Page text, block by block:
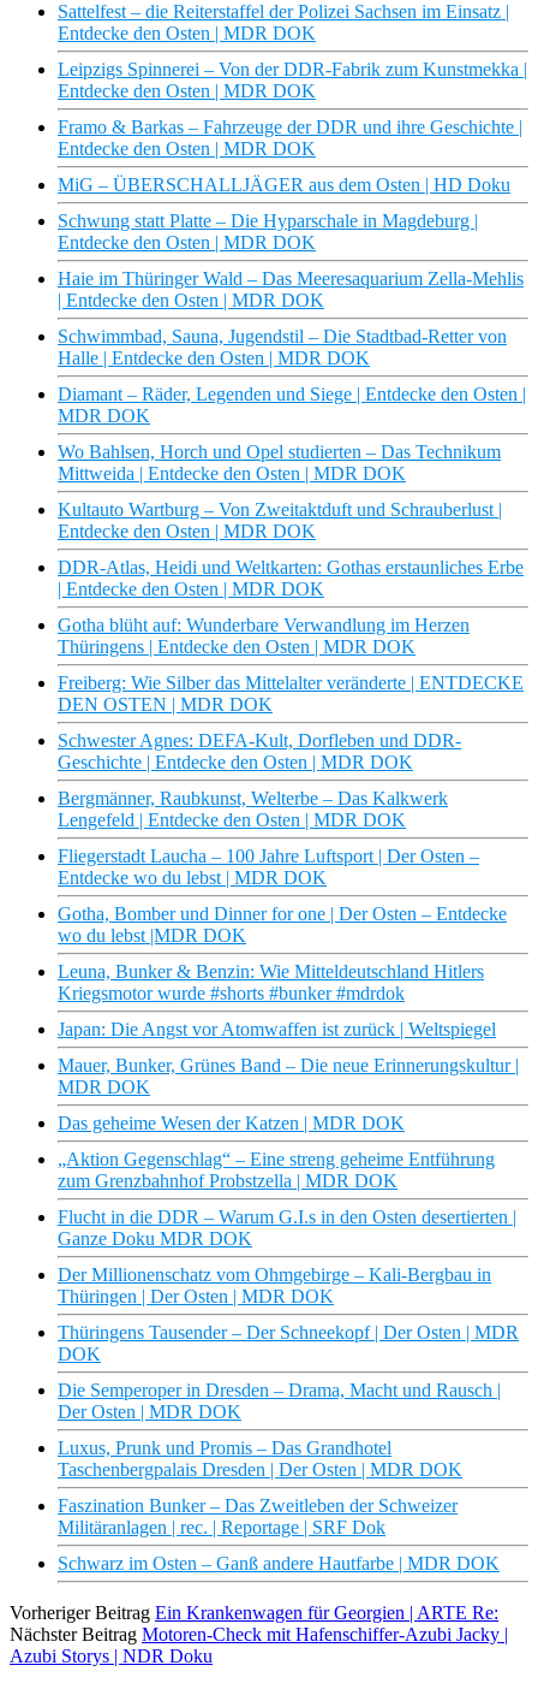
Sattelfest – die Reiterstaffel der Polizei Sachsen im Einsatz |
Entdecke den Osten | MDR DOK
Leipzigs Spinnerei – Von der DDR-Fabrik zum Kunstmekka |
Entdecke den Osten | MDR DOK
Framo & Barkas – Fahrzeuge der DDR und ihre Geschichte |
Entdecke den Osten | MDR DOK
MiG – ÜBERSCHALLJÄGER aus dem Osten | HD Doku
Schwung statt Platte – Die Hyparschale in Magdeburg |
Entdecke den Osten | MDR DOK
Haie im Thüringer Wald – Das Meeresaquarium Zella-Mehlis
| Entdecke den Osten | MDR DOK
Schwimmbad, Sauna, Jugendstil – Die Stadtbad-Retter von
Halle | Entdecke den Osten | MDR DOK
Diamant – Räder, Legenden und Siege | Entdecke den Osten |
MDR DOK
Wo Bahlsen, Horch und Opel studierten – Das Technikum
Mittweida | Entdecke den Osten | MDR DOK
Kultauto Wartburg – Von Zweitaktduft und Schrauberlust |
Entdecke den Osten | MDR DOK
DDR-Atlas, Heidi und Weltkarten: Gothas erstaunliches Erbe
| Entdecke den Osten | MDR DOK
Gotha blüht auf: Wunderbare Verwandlung im Herzen
Thüringens | Entdecke den Osten | MDR DOK
Freiberg: Wie Silber das Mittelalter veränderte | ENTDECKE
DEN OSTEN | MDR DOK
Schwester Agnes: DEFA-Kult, Dorfleben und DDR-
Geschichte | Entdecke den Osten | MDR DOK
Bergmänner, Raubkunst, Welterbe – Das Kalkwerk
Lengefeld | Entdecke den Osten | MDR DOK
Fliegerstadt Laucha – 100 Jahre Luftsport | Der Osten –
Entdecke wo du lebst | MDR DOK
Gotha, Bomber und Dinner for one | Der Osten – Entdecke
wo du lebst |MDR DOK
Leuna, Bunker & Benzin: Wie Mitteldeutschland Hitlers
Kriegsmotor wurde #shorts #bunker #mdrdok
Japan: Die Angst vor Atomwaffen ist zurück | Weltspiegel
Mauer, Bunker, Grünes Band – Die neue Erinnerungskultur |
MDR DOK
Das geheime Wesen der Katzen | MDR DOK
„Aktion Gegenschlag“ – Eine streng geheime Entführung
zum Grenzbahnhof Probstzella | MDR DOK
Flucht in die DDR – Warum G.I.s in den Osten desertierten |
Ganze Doku MDR DOK
Der Millionenschatz vom Ohmgebirge – Kali-Bergbau in
Thüringen | Der Osten | MDR DOK
Thüringens Tausender – Der Schneekopf | Der Osten | MDR
DOK
Die Semperoper in Dresden – Drama, Macht und Rausch |
Der Osten | MDR DOK
Luxus, Prunk und Promis – Das Grandhotel
Taschenbergpalais Dresden | Der Osten | MDR DOK
Faszination Bunker – Das Zweitleben der Schweizer
Militäranlagen | rec. | Reportage | SRF Dok
Schwarz im Osten – Ganß andere Hautfarbe | MDR DOK
Vorheriger Beitrag Ein Krankenwagen für Georgien | ARTE Re:
Nächster Beitrag Motoren-Check mit Hafenschiffer-Azubi Jacky |
Azubi Storys | NDR Doku